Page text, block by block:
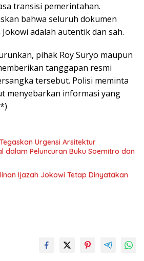
transisi pemerintahan.
bahwa seluruh dokumen
adalah autentik dan sah.
pihak Roy Suryo maupun
tanggapan resmi
tersebut. Polisi meminta
menyebarkan informasi yang
Urgensi Arsitektur
dalam Peluncuran Buku Soemitro dan
Ijazah Jokowi Tetap Dinyatakan